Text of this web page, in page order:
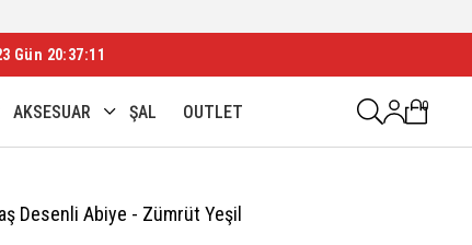
Gün 20:37:08
AKSESUAR ŞAL OUTLET 0
Desenli Abiye - Zümrüt Yeşil